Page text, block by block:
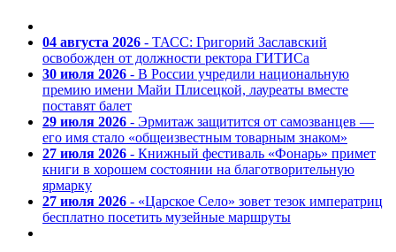
04 августа 2026 - ТАСС: Григорий Заславский
освобожден от должности ректора ГИТИСа
30 июля 2026 - В России учредили национальную
премию имени Майи Плисецкой, лауреаты вместе
поставят балет
29 июля 2026 - Эрмитаж защитится от самозванцев —
его имя стало «общеизвестным товарным знаком»
27 июля 2026 - Книжный фестиваль «Фонарь» примет
книги в хорошем состоянии на благотворительную
ярмарку
27 июля 2026 - «Царское Село» зовет тезок императриц
бесплатно посетить музейные маршруты